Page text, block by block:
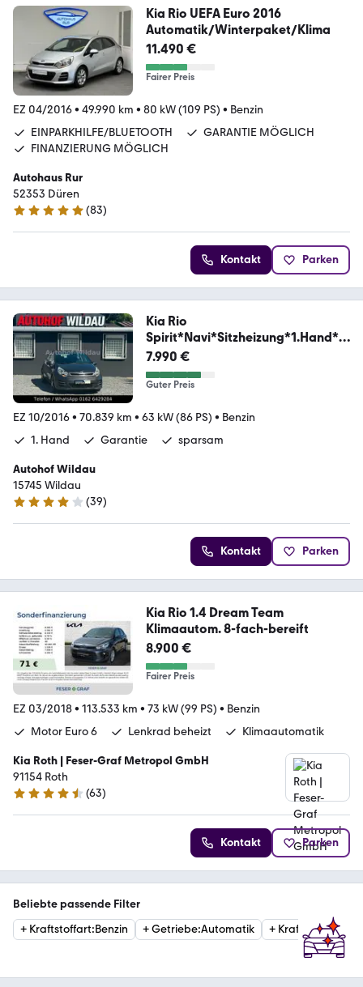
Kia Rio UEFA Euro 2016
Automatik/Winterpaket/Klima
11.490 €
Fairer Preis
EZ 04/2016• 49.990 km • 80 kW (109 PS) • Benzin
EINPARKHILFE/BLUETOOTH
GARANTIE MÖGLICH
FINANZIERUNG MÖGLICH
Autohaus Rur
52353 Düren
4.8 Sterne
(83)
Kontakt Parken
Kia Rio
Spirit*Navi*Sitzheizung*1.Hand*7
0.TKM*
7.990 €
Guter Preis
EZ 10/2016• 70.839 km • 63 kW (86 PS) • Benzin
1. Hand
Garantie sparsam
Autohof Wildau
15745 Wildau
4 Sterne
(39)
Kontakt Parken
Kia Rio 1.4 Dream Team
Klimaautom. 8-fach-bereift
8.900 €
Fairer Preis
EZ 03/2018• 113.533 km • 73 kW (99 PS) • Benzin
Motor Euro 6
Lenkrad beheizt Klimaautomatik
Kia Roth | Feser-Graf Metropol GmbH
91154 Roth
4.6 Sterne
(63)
Kontakt Parken
Beliebte passende Filter
+ Kraftstoffart:Benzin +Getriebe:Automatik + Kraftstoffart